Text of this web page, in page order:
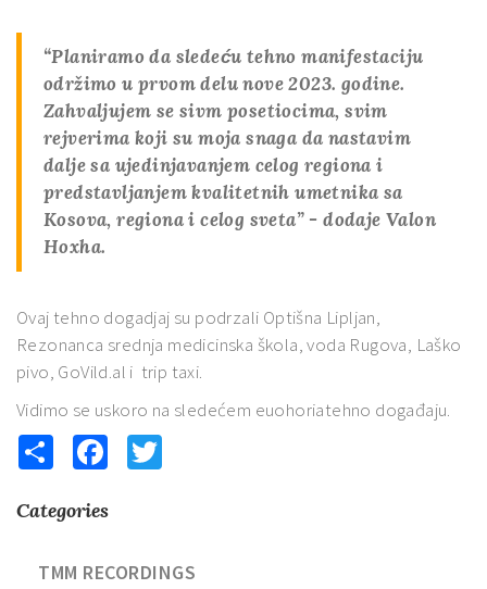
“Planiramo da sledeću tehno manifestaciju
održimo u prvom delu nove 2023. godine.
Zahvaljujem se sivm posetiocima, svim
rejverima koji su moja snaga da nastavim
dalje sa ujedinjavanjem celog regiona i
predstavljanjem kvalitetnih umetnika sa
Kosova, regiona i celog sveta” - dodaje Valon
Hoxha.
Ovaj tehno dogadjaj su podrzali Optišna Lipljan,
Rezonanca srednja medicinska škola, voda Rugova, Laško
pivo, GoVild.al i trip taxi.
Vidimo se uskoro na sledećem euohoriatehno događaju.
Share Facebook
Categories
TMM RECORDINGS